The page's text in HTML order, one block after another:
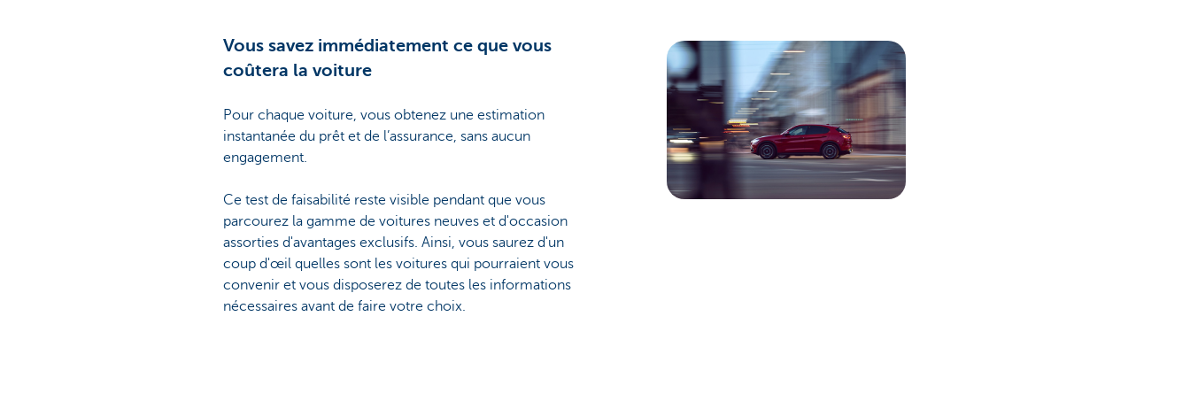
Vous savez immédiatement ce que vous
coûtera la voiture
Pour chaque voiture, vous obtenez une estimation
instantanée du prêt et de l’assurance, sans aucun
engagement.
Ce test de faisabilité reste visible pendant que vous
parcourez la gamme de voitures neuves et d'occasion
assorties d'avantages exclusifs. Ainsi, vous saurez d'un
coup d'œil quelles sont les voitures qui pourraient vous
convenir et vous disposerez de toutes les informations
nécessaires avant de faire votre choix.